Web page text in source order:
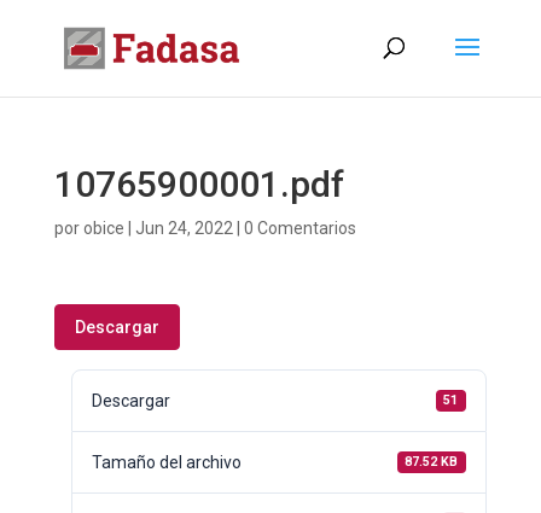
10765900001.pdf
porobice Jun 24, 2022 0 Comentarios
Descargar
Descargar 51
Tamaño del archivo 87.52 KB